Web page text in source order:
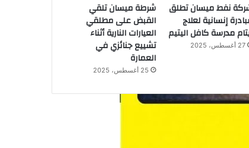
نفط ميسان تطلق
إنسانية لعلاج
مدرسة كافل اليتيم
27 أغسطس، 2025
شرطة ميسان تلقي
القبض على مطلقي
العيارات النارية أثناء
تشييع جنائزي في
العمارة
25 أغسطس، 2025